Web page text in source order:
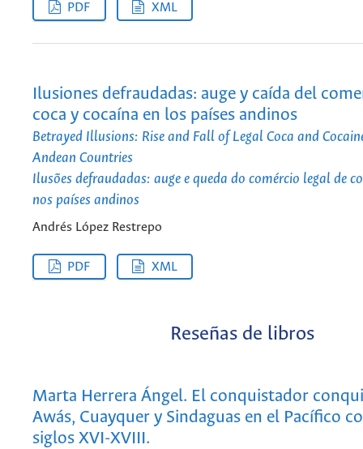
PDF XML
Ilusiones defraudadas: auge y caída del
coca y cocaína en los países andinos
Betrayed Illusions: Rise and Fall of Legal Coca and
Andean Countries
Ilusões defraudadas: auge e queda do comércio legal de
nos países andinos
Andrés López Restrepo
PDF XML
Reseñas de libros
Marta Herrera Ángel. El conquistador
Awás, Cuayquer y Sindaguas en el Pacífico
siglos XVI-XVIII.